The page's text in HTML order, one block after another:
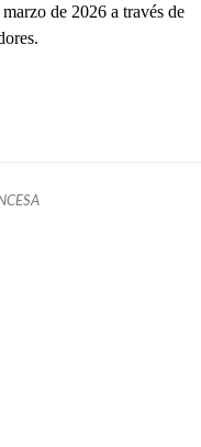
de 2026 a través de